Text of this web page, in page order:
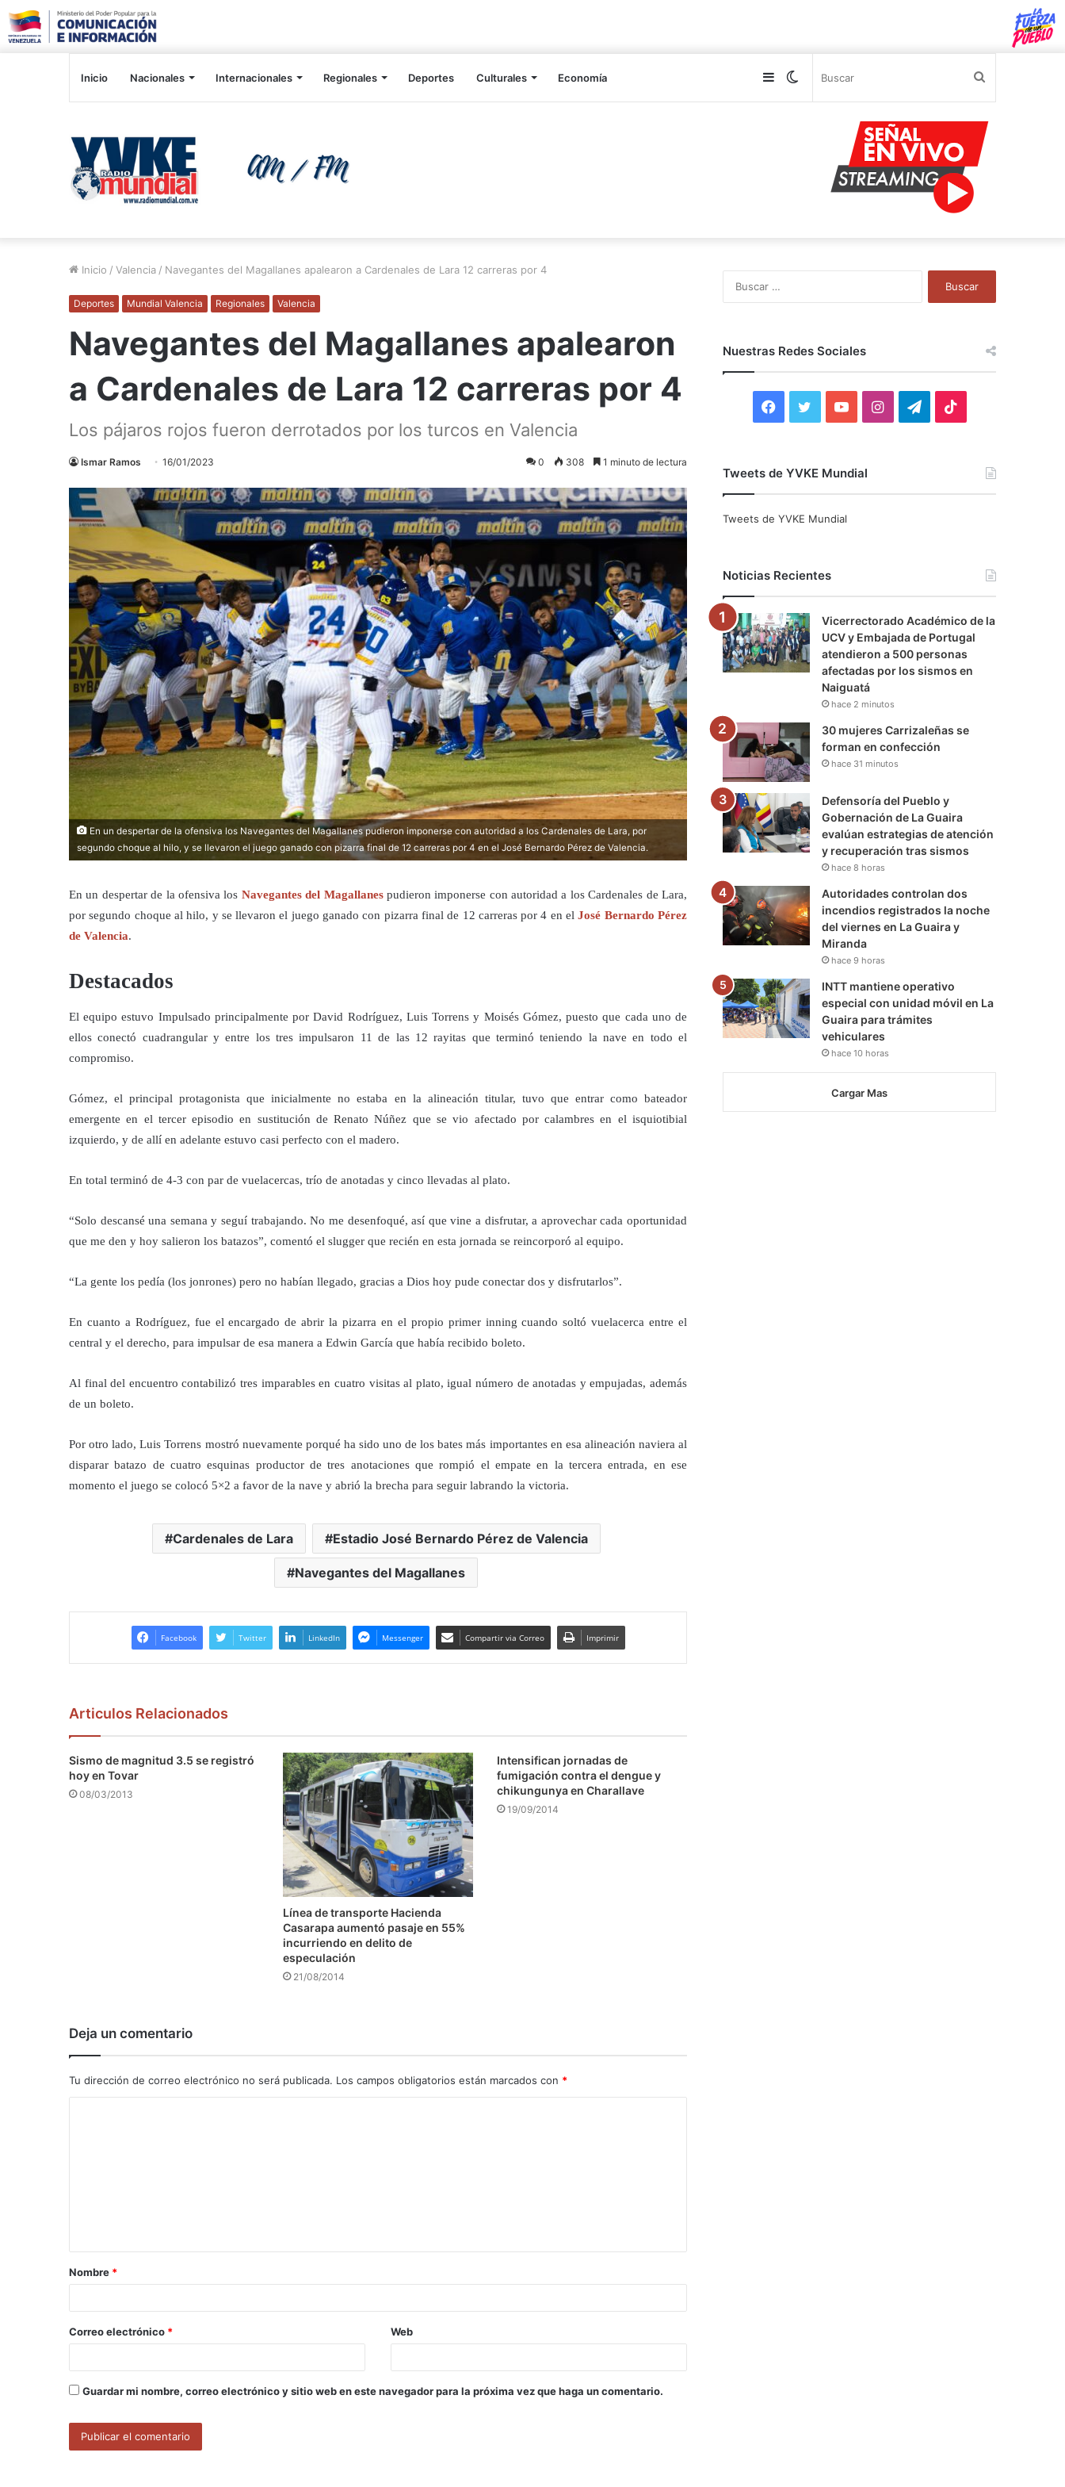
Inicio Nacionales Internacionales Regionales Deportes Culturales Economía Switch
Sidebar
Inicio / Valencia / Navegantes del Magallanes apalearon a Cardenales de Lara 12 carreras por 4
Deportes Mundial Valencia Regionales Valencia
Navegantes del Magallanes apalearon
a Cardenales de Lara 12 carreras por 4
Los pájaros rojos fueron derrotados por los turcos en Valencia
Ismar Ramos 16/01/2023 0 308 1 minuto de lectura
En un despertar de la ofensiva los Navegantes del Magallanes pudieron imponerse con autoridad a los Cardenales de Lara, por
segundo choque al hilo, y se llevaron el juego ganado con pizarra final de 12 carreras por 4 en el José Bernardo Pérez de Valencia.
En un despertar de la ofensiva los Navegantes del Magallanespudieron imponerse con autoridad a los Cardenales de Lara,
por segundo choque al hilo, y se llevaron el juego ganado con pizarra final de 12 carreras por 4 en el José Bernardo Pérez
de Valencia.
Destacados
El equipo estuvo Impulsado principalmente por David Rodríguez, Luis Torrens y Moisés Gómez, puesto que cada uno de
ellos conectó cuadrangular y entre los tres impulsaron 11 de las 12 rayitas que terminó teniendo la nave en todo el
compromiso.
Gómez, el principal protagonista que inicialmente no estaba en la alineación titular, tuvo que entrar como bateador
emergente en el tercer episodio en sustitución de Renato Núñez que se vio afectado por calambres en el isquiotibial
izquierdo, y de allí en adelante estuvo casi perfecto con el madero.
En total terminó de 4-3 con par de vuelacercas, trío de anotadas y cinco llevadas al plato.
“Solo descansé una semana y seguí trabajando. No me desenfoqué, así que vine a disfrutar, a aprovechar cada oportunidad
que me den y hoy salieron los batazos”, comentó el slugger que recién en esta jornada se reincorporó al equipo.
“La gente los pedía (los jonrones) pero no habían llegado, gracias a Dios hoy pude conectar dos y disfrutarlos”.
En cuanto a Rodríguez, fue el encargado de abrir la pizarra en el propio primer inning cuando soltó vuelacerca entre el
central y el derecho, para impulsar de esa manera a Edwin García que había recibido boleto.
Al final del encuentro contabilizó tres imparables en cuatro visitas al plato, igual número de anotadas y empujadas, además
de un boleto.
Por otro lado, Luis Torrens mostró nuevamente porqué ha sido uno de los bates más importantes en esa alineación naviera al
disparar batazo de cuatro esquinas productor de tres anotaciones que rompió el empate en la tercera entrada, en ese
momento el juego se colocó 5×2 a favor de la nave y abrió la brecha para seguir labrando la victoria.
Cardenales de Lara Estadio José Bernardo Pérez de Valencia
Navegantes del Magallanes
Facebook Twitter LinkedIn Messenger Compartir via Correo Imprimir
Articulos Relacionados
Sismo de magnitud 3.5 se registró
hoy en Tovar
08/03/2013
Línea de transporte Hacienda
Casarapa aumentó pasaje en 55%
incurriendo en delito de
especulación
21/08/2014
Intensifican jornadas de
fumigación contra el dengue y
chikungunya en Charallave
19/09/2014
Deja un comentario
Tu dirección de correo electrónico no será publicada. Los campos obligatorios están marcados con *
a
r
*
Nombre *
Correo electrónico * Web
Guardar mi nombre, correo electrónico y sitio web en este navegador para la próxima vez que haga un comentario.
Nuestras Redes Sociales
F
c
o
k
i
r
Y
u
e
I
r
a
m
T
a
m
Tweets de YVKE Mundial
Tweets de YVKE Mundial
Noticias Recientes
Vicerrectorado Académico de la
UCV y Embajada de Portugal
atendieron a 500 personas
afectadas por los sismos en
Naiguatá
hace 2 minutos
30 mujeres Carrizaleñas se
forman en confección
hace 31 minutos
Defensoría del Pueblo y
Gobernación de La Guaira
evalúan estrategias de atención
y recuperación tras sismos
hace 8 horas
Autoridades controlan dos
incendios registrados la noche
del viernes en La Guaira y
Miranda
hace 9 horas
INTT mantiene operativo
especial con unidad móvil en La
Guaira para trámites
vehiculares
hace 10 horas
Cargar Mas